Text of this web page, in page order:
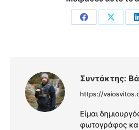
Share Share
Συντάκτης:
https://
Είμαι
φωτογράφος